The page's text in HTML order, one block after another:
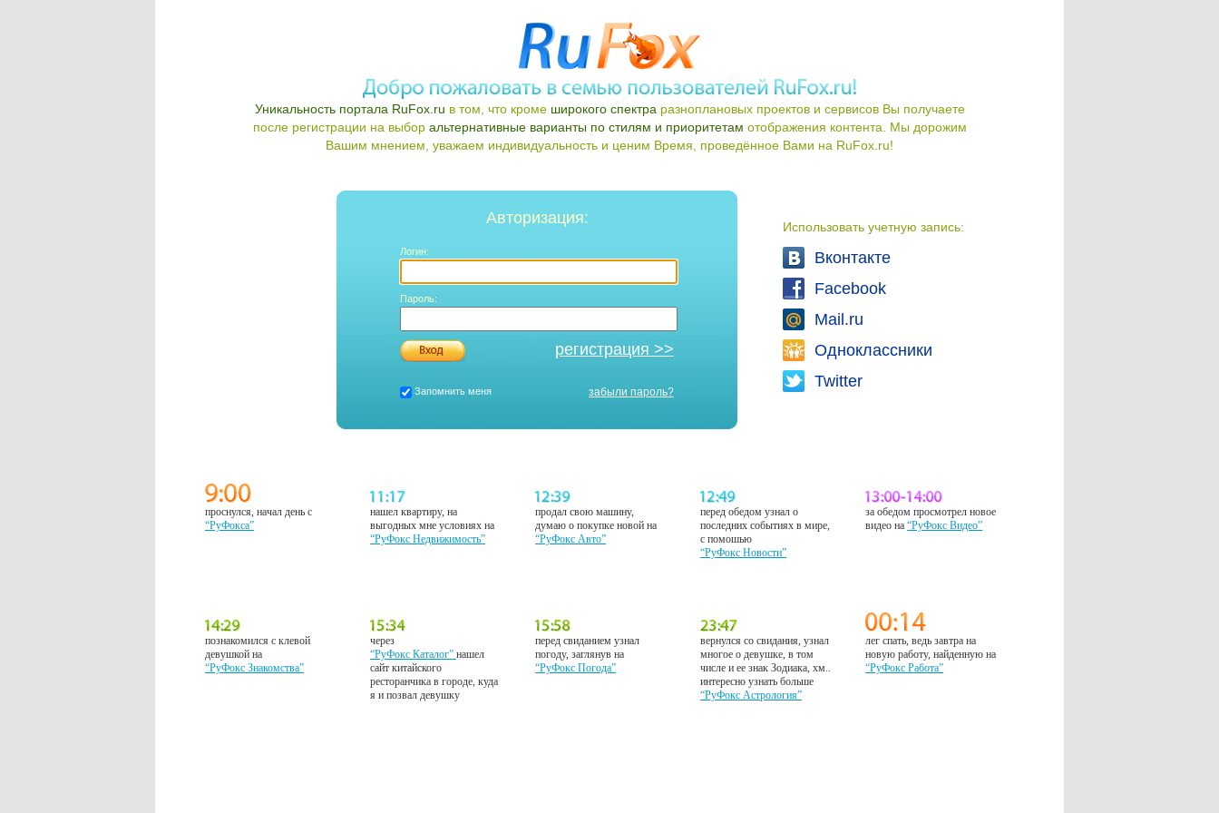
Уникальность портала RuFox.ru в том, что кроме широкого спектра разноплановых проектов и сервисов Вы получаете
после регистрации на выбор альтернативные варианты по стилям и приоритетам отображения контента. Мы дорожим
Вашим мнением, уважаем индивидуальность и ценим Время, проведённое Вами на RuFox.ru!
Использовать учетную запись:
Вконтакте
Facebook
Mail.ru
Одноклассники
Twitter
Авторизация:
Логин:
Пароль:
регистрация >>
Запомнить меня забыли пароль?
проснулся, начал день с
“РуФокса”
нашел квартиру, на
выгодных мне условиях на
“РуФокс Недвижимость”
продал свою машину,
думаю о покупке новой на
“РуФокс Авто”
перед обедом узнал о
последних событиях в мире,
с помошью
“РуФокс Новости”
за обедом просмотрел новое
видео на“РуФокс Видео”
познакомился с клевой
девушкой на
“РуФокс Знакомства”
через
“РуФокс Каталог”нашел
сайт китайского
ресторанчика в городе, куда
я и позвал девушку
перед свиданием узнал
погоду, заглянув на
“РуФокс Погода”
вернулся со свидания, узнал
многое о девушке, в том
числе и ее знак Зодиака, хм..
интересно узнать больше
“РуФокс Астрология”
лег спать, ведь завтра на
новую работу, найденную на
“РуФокс Работа”